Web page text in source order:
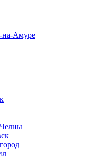
на-Амуре